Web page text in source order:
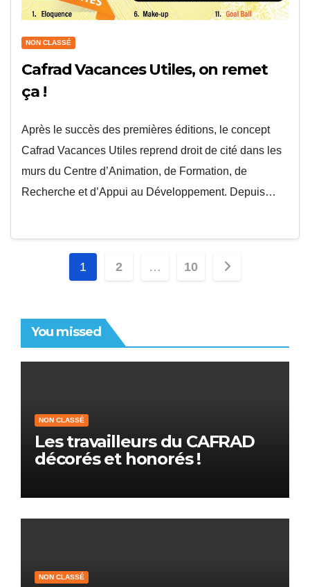
NON CLASSÉ
Cafrad Vacances Utiles, on remet
ça !
Après le succès des premières éditions, le concept
Cafrad Vacances Utiles reprend droit de cité dans les
murs du Centre d’Animation, de Formation, de
Recherche et d’Appui au Développement. Depuis…
Pagination
publications
1 2 … 10
You missed
NON CLASSÉ
Les travailleurs du CAFRAD
décorés et honorés !
NON CLASSÉ